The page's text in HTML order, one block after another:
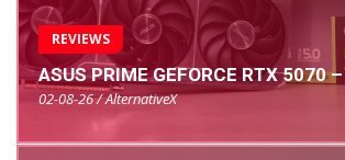
REVIEWS
ASUS PRIME GEFORCE RTX 5070
02-08-26 / AlternativeX